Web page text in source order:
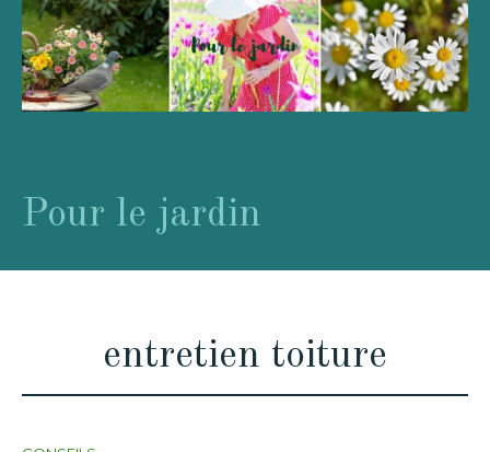
Pour le jardin
entretien toiture